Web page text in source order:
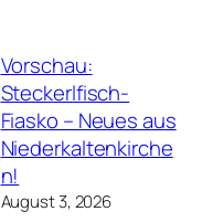
Vorschau:
Steckerlfisch-
Fiasko – Neues aus
Niederkaltenkirche
n!
August 3, 2026